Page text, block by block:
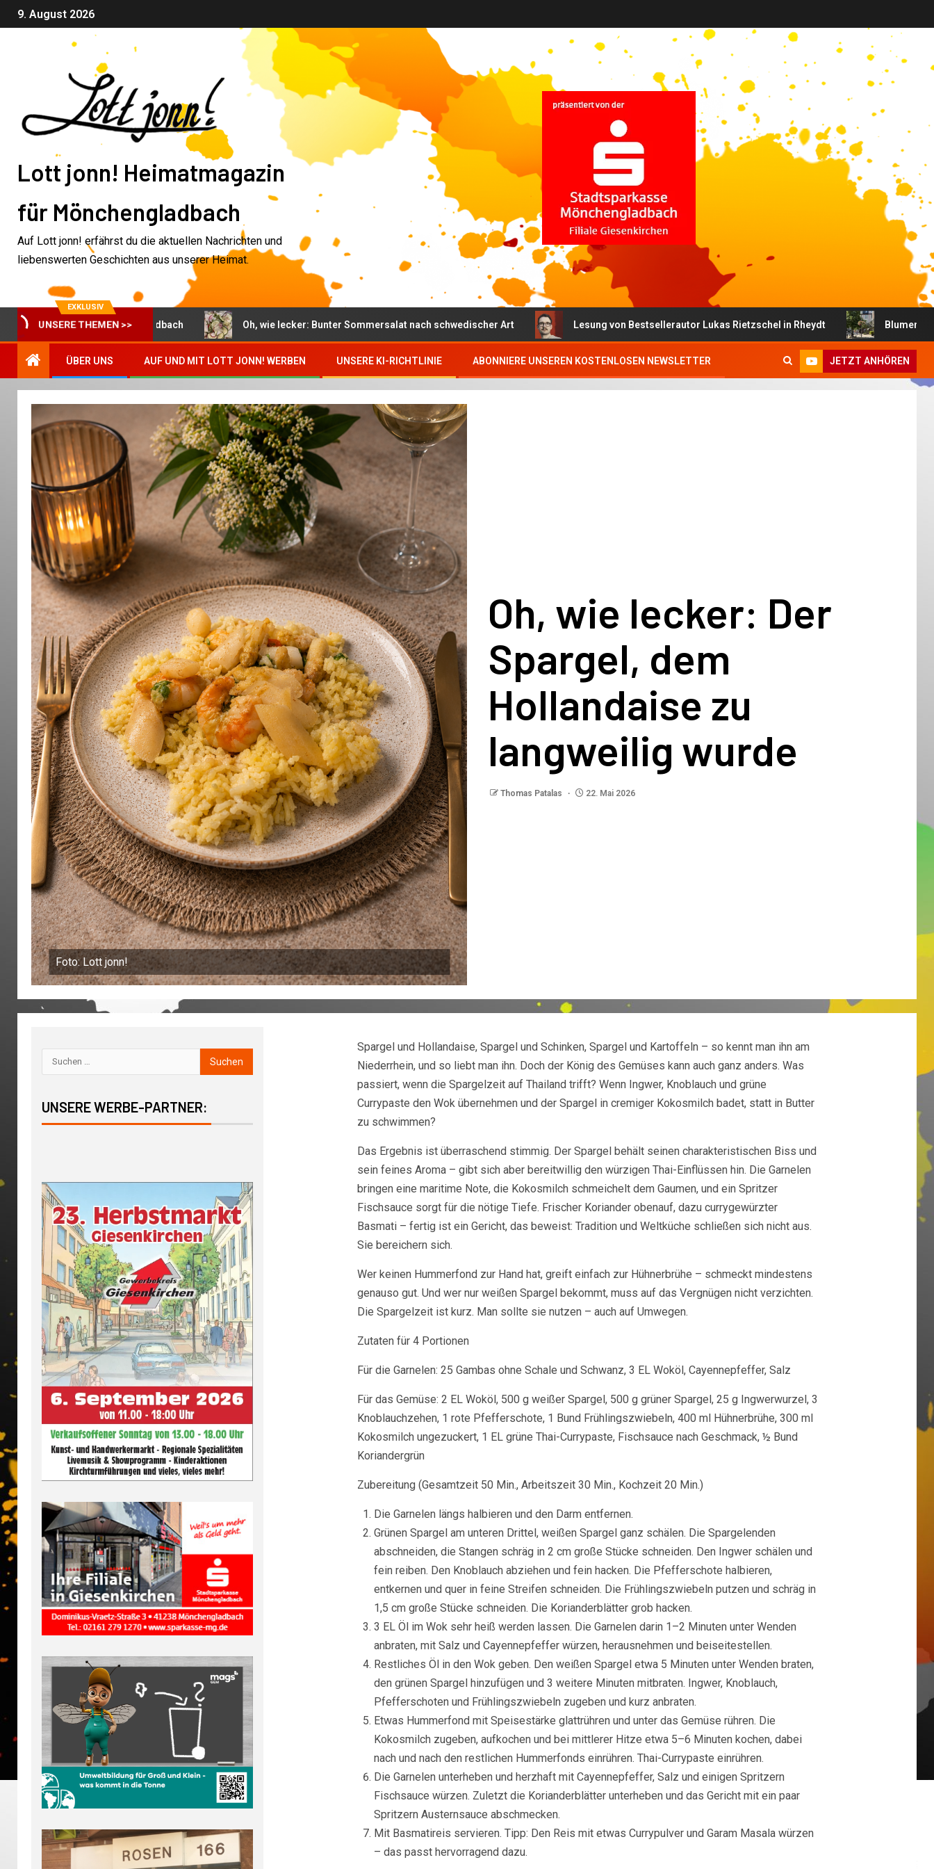
9. August 2026
Lott jonn! Heimatmagazin
für Mönchengladbach
Auf Lott jonn! erfährst du die aktuellen Nachrichten und
liebenswerten Geschichten aus unserer Heimat.
EXKLUSIV
UNSERE THEMEN >>
Woche in Mönchengladbach Oh, wie lecker: Bunter Sommersalat nach schwedischer Art Lesung von Bestsellerautor Lukas Rietzschel in Rheydt Blumenampeln
ÜBER UNS AUF UND MIT LOTT JONN! WERBEN UNSERE KI-RICHTLINIE ABONNIERE UNSEREN KOSTENLOSEN NEWSLETTER JETZT ANHÖREN
Foto: Lott jonn!
Oh, wie lecker: Der
Spargel, dem
Hollandaise zu
langweilig wurde
Thomas Patalas 22. Mai 2026
Spargel und Hollandaise, Spargel und Schinken, Spargel und Kartoffeln – so kennt man ihn am
Niederrhein, und so liebt man ihn. Doch der König des Gemüses kann auch ganz anders. Was
passiert, wenn die Spargelzeit auf Thailand trifft? Wenn Ingwer, Knoblauch und grüne
Currypaste den Wok übernehmen und der Spargel in cremiger Kokosmilch badet, statt in Butter
zu schwimmen?
Das Ergebnis ist überraschend stimmig. Der Spargel behält seinen charakteristischen Biss und
sein feines Aroma – gibt sich aber bereitwillig den würzigen Thai-Einflüssen hin. Die Garnelen
bringen eine maritime Note, die Kokosmilch schmeichelt dem Gaumen, und ein Spritzer
Fischsauce sorgt für die nötige Tiefe. Frischer Koriander obenauf, dazu currygewürzter
Basmati – fertig ist ein Gericht, das beweist: Tradition und Weltküche schließen sich nicht aus.
Sie bereichern sich.
Wer keinen Hummerfond zur Hand hat, greift einfach zur Hühnerbrühe – schmeckt mindestens
genauso gut. Und wer nur weißen Spargel bekommt, muss auf das Vergnügen nicht verzichten.
Die Spargelzeit ist kurz. Man sollte sie nutzen – auch auf Umwegen.
Zutaten für 4 Portionen
Für die Garnelen: 25 Gambas ohne Schale und Schwanz, 3 EL Woköl, Cayennepfeffer, Salz
Für das Gemüse: 2 EL Woköl, 500 g weißer Spargel, 500 g grüner Spargel, 25 g Ingwerwurzel, 3
Knoblauchzehen, 1 rote Pfefferschote, 1 Bund Frühlingszwiebeln, 400 ml Hühnerbrühe, 300 ml
Kokosmilch ungezuckert, 1 EL grüne Thai-Currypaste, Fischsauce nach Geschmack, ½ Bund
Koriandergrün
Zubereitung (Gesamtzeit 50 Min., Arbeitszeit 30 Min., Kochzeit 20 Min.)
Die Garnelen längs halbieren und den Darm entfernen.
Grünen Spargel am unteren Drittel, weißen Spargel ganz schälen. Die Spargelenden
abschneiden, die Stangen schräg in 2 cm große Stücke schneiden. Den Ingwer schälen und
fein reiben. Den Knoblauch abziehen und fein hacken. Die Pfefferschote halbieren,
entkernen und quer in feine Streifen schneiden. Die Frühlingszwiebeln putzen und schräg in
1,5 cm große Stücke schneiden. Die Korianderblätter grob hacken.
3 EL Öl im Wok sehr heiß werden lassen. Die Garnelen darin 1–2 Minuten unter Wenden
anbraten, mit Salz und Cayennepfeffer würzen, herausnehmen und beiseitestellen.
Restliches Öl in den Wok geben. Den weißen Spargel etwa 5 Minuten unter Wenden braten,
den grünen Spargel hinzufügen und 3 weitere Minuten mitbraten. Ingwer, Knoblauch,
Pfefferschoten und Frühlingszwiebeln zugeben und kurz anbraten.
Etwas Hummerfond mit Speisestärke glattrühren und unter das Gemüse rühren. Die
Kokosmilch zugeben, aufkochen und bei mittlerer Hitze etwa 5–6 Minuten kochen, dabei
nach und nach den restlichen Hummerfonds einrühren. Thai-Currypaste einrühren.
Die Garnelen unterheben und herzhaft mit Cayennepfeffer, Salz und einigen Spritzern
Fischsauce würzen. Zuletzt die Korianderblätter unterheben und das Gericht mit ein paar
Spritzern Austernsauce abschmecken.
Mit Basmatireis servieren. Tipp: Den Reis mit etwas Currypulver und Garam Masala würzen
– das passt hervorragend dazu.
UNSERE WERBE-PARTNER: